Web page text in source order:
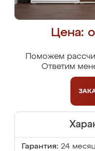
Цена:
Поможем
Ответим
Гарантия: 24